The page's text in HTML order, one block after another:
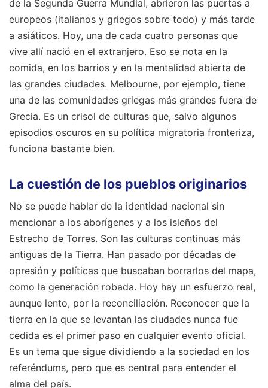
de la Segunda Guerra Mundial, abrieron las puertas a
europeos (italianos y griegos sobre todo) y más tarde
a asiáticos. Hoy, una de cada cuatro personas que
vive allí nació en el extranjero. Eso se nota en la
comida, en los barrios y en la mentalidad abierta de
las grandes ciudades. Melbourne, por ejemplo, tiene
una de las comunidades griegas más grandes fuera de
Grecia. Es un crisol de culturas que, salvo algunos
episodios oscuros en su política migratoria fronteriza,
funciona bastante bien.
La cuestión de los pueblos originarios
No se puede hablar de la identidad nacional sin
mencionar a los aborígenes y a los isleños del
Estrecho de Torres. Son las culturas continuas más
antiguas de la Tierra. Han pasado por décadas de
opresión y políticas que buscaban borrarlos del mapa,
como la generación robada. Hoy hay un esfuerzo real,
aunque lento, por la reconciliación. Reconocer que la
tierra en la que se levantan las ciudades nunca fue
cedida es el primer paso en cualquier evento oficial.
Es un tema que sigue dividiendo a la sociedad en los
referéndums, pero que es central para entender el
alma del país.